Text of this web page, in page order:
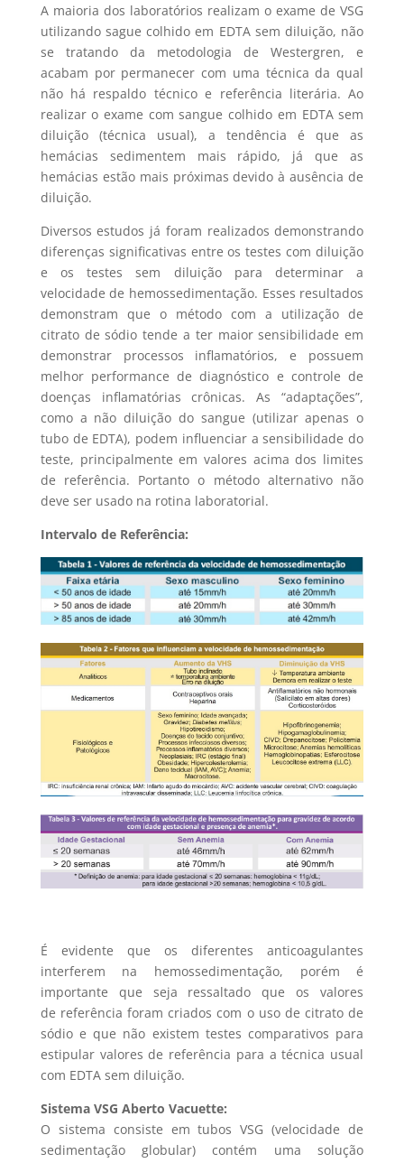
A maioria dos laboratórios realizam o exame de VSG
utilizando sague colhido em EDTA sem diluição, não
se tratando da metodologia de Westergren, e
acabam por permanecer com uma técnica da qual
não há respaldo técnico e referência literária. Ao
realizar o exame com sangue colhido em EDTA sem
diluição (técnica usual), a tendência é que as
hemácias sedimentem mais rápido, já que as
hemácias estão mais próximas devido à ausência de
diluição.
Diversos estudos já foram realizados demonstrando
diferenças significativas entre os testes com diluição
e os testes sem diluição para determinar a
velocidade de hemossedimentação. Esses resultados
demonstram que o método com a utilização de
citrato de sódio tende a ter maior sensibilidade em
demonstrar processos inflamatórios, e possuem
melhor performance de diagnóstico e controle de
doenças inflamatórias crônicas. As “adaptações”,
como a não diluição do sangue (utilizar apenas o
tubo de EDTA), podem influenciar a sensibilidade do
teste, principalmente em valores acima dos limites
de referência. Portanto o método alternativo não
deve ser usado na rotina laboratorial.
Intervalo de Referência:
É evidente que os diferentes anticoagulantes
interferem na hemossedimentação, porém é
importante que seja ressaltado que os valores
de referência foram criados com o uso de citrato de
sódio e que não existem testes comparativos para
estipular valores de referência para a técnica usual
com EDTA sem diluição.
Sistema VSG Aberto Vacuette:
O sistema consiste em tubos VSG (velocidade de
sedimentação globular) contém uma solução